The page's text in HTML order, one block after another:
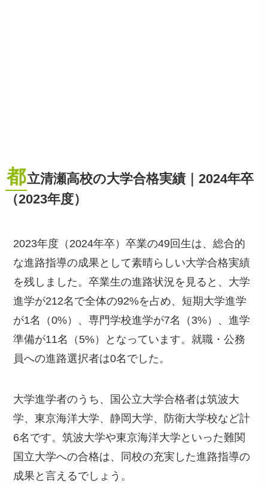
都立清瀬高校の大学合格実績｜2024年卒
（2023年度）
2023年度（2024年卒）卒業の49回生は、総合的
な進路指導の成果として素晴らしい大学合格実績
を残しました。卒業生の進路状況を見ると、大学
進学が212名で全体の92%を占め、短期大学進学
が1名（0%）、専門学校進学が7名（3%）、進学
準備が11名（5%）となっています。就職・公務
員への進路選択者は0名でした。
大学進学者のうち、国公立大学合格者は筑波大
学、東京海洋大学、静岡大学、防衛大学校など計
6名です。筑波大学や東京海洋大学といった難関
国立大学への合格は、同校の充実した進路指導の
成果と言えるでしょう。